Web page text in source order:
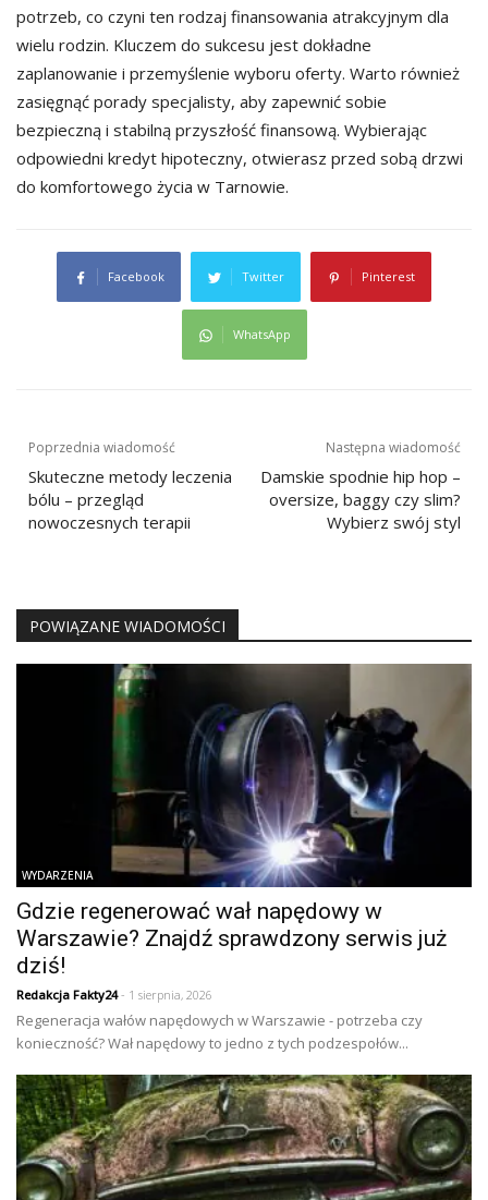
potrzeb, co czyni ten rodzaj finansowania atrakcyjnym dla
wielu rodzin. Kluczem do sukcesu jest dokładne
zaplanowanie i przemyślenie wyboru oferty. Warto również
zasięgnąć porady specjalisty, aby zapewnić sobie
bezpieczną i stabilną przyszłość finansową. Wybierając
odpowiedni kredyt hipoteczny, otwierasz przed sobą drzwi
do komfortowego życia w Tarnowie.
Facebook Twitter Pinterest
WhatsApp
Nawigacja
wpisu
Poprzednia wiadomość
Skuteczne metody leczenia
bólu – przegląd
nowoczesnych terapii
Następna wiadomość
Damskie spodnie hip hop –
oversize, baggy czy slim?
Wybierz swój styl
POWIĄZANE WIADOMOŚCI
WYDARZENIA
Gdzie regenerować wał napędowy w
Warszawie? Znajdź sprawdzony serwis już
dziś!
Redakcja Fakty24- 1 sierpnia, 2026
Regeneracja wałów napędowych w Warszawie - potrzeba czy
konieczność? Wał napędowy to jedno z tych podzespołów...